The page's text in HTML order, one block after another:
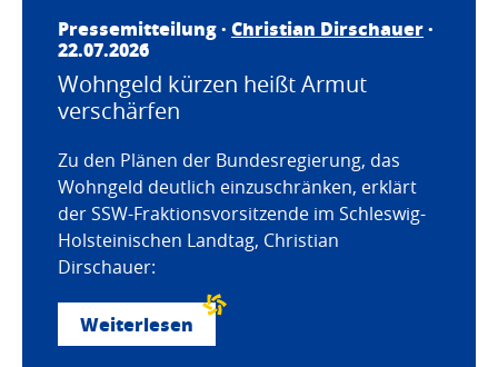
Pressemitteilung · Christian Dirschauer·
22.07.2026
Wohngeld kürzen heißt Armut
verschärfen
Zu den Plänen der Bundesregierung, das
Wohngeld deutlich einzuschränken, erklärt
der SSW-Fraktionsvorsitzende im Schleswig-
Holsteinischen Landtag, Christian
Dirschauer:
Weiterlesen